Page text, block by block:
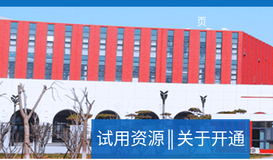
页
试用资源║关于开通